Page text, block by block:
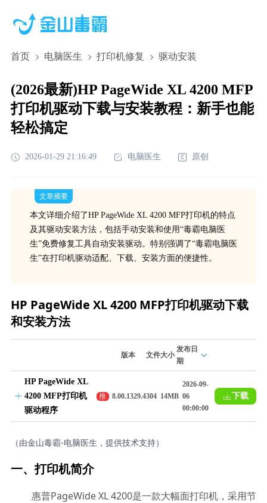
首页 电脑医生 打印机修复 驱动安装
(2026最新)HP PageWide XL 4200 MFP
打印机驱动下载与安装教程：新手也能
轻松搞定
2026-01-29 21:16:49 电脑医生 原创
文章摘要
本文详细介绍了HP PageWide XL 4200 MFP打印机的特点
及其驱动安装方法，包括手动安装和使用“毒霸电脑医
生”免费修复工具自动安装驱动。特别强调了“毒霸电脑医
生”在打印机驱动适配、下载、安装方面的便捷性。
HP PageWide XL 4200 MFP打印机驱动下载
和安装方法
版本 文件大小
发布日
期
HP PageWide XL
4200 MFP打印机
驱动程序
推
荐
8.00.1329.4304 14MB
2026-09-
06
00:00:00
下载
（由金山毒霸-电脑医生，提供技术支持）
一、打印机简介
惠普PageWide XL 4200是一款大幅面打印机，采用节